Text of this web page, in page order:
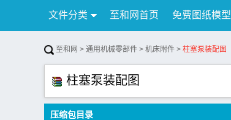
文件分类 至和网首页 免费图纸模型
行业资讯 公告 联系我们
至和网 > 通用机械零部件 > 机床附件 > 柱塞泵装配图
柱塞泵装配图
压缩包目录